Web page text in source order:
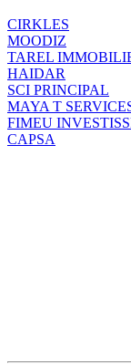
CIRKLES
MOODIZ
TAREL
HAIDAR
SCI PRINCIPAL
MAYA T
FIMEU
CAPSA